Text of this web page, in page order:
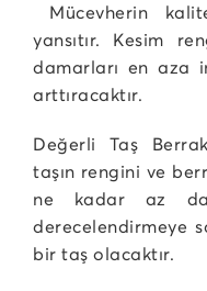
Mücevherin
yansıtır. Kesim
damarları en aza
arttıracaktır.
Değerli Taş
taşın rengini ve
ne kadar az
derecelendirmeye
bir taş olacaktır.